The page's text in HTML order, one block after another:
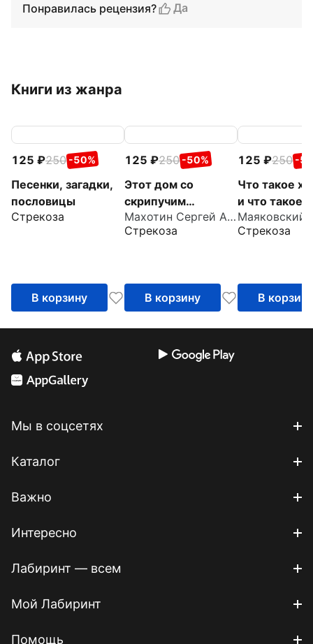
Понравилась рецензия?
Да
Книги из жанра
125 250 -50%
Песенки, загадки,
пословицы
Стрекоза
В корзину
125 250 -50%
Этот дом со
скрипучим
крыльцом
Махотин Сергей Анатольевич
Стрекоза
В корзину
125 250 -
Что такое
и что такое
Стрекоза
В корзину
Мы в соцсетях
Каталог
Важно
Интересно
Лабиринт — всем
Мой Лабиринт
Помощь